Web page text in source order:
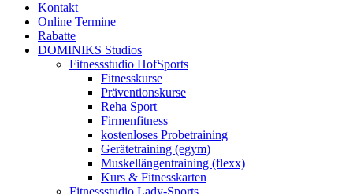
Kontakt
Online Termine
Rabatte
DOMINIKS Studios
Fitnessstudio HofSports
Fitnesskurse
Präventionskurse
Reha Sport
Firmenfitness
kostenloses Probetraining
Gerätetraining (egym)
Muskellängentraining (flexx)
Kurs & Fitnesskarten
Fitnessstudio Lady-Sports